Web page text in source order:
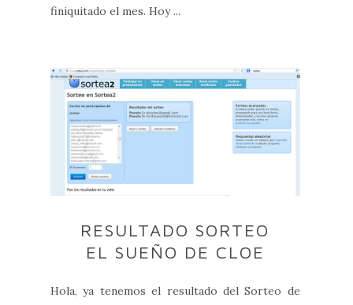
finiquitado el mes. Hoy ...
RESULTADO SORTEO
EL SUEÑO DE CLOE
Hola, ya tenemos el resultado del Sorteo de